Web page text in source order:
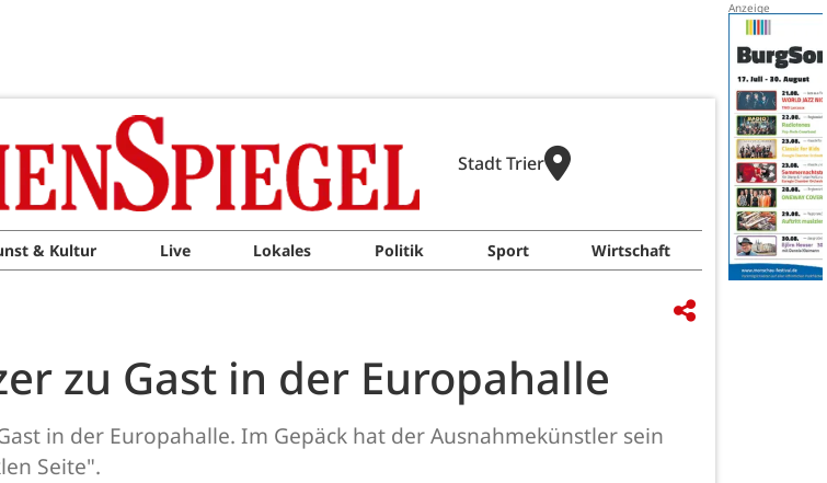
Stadt Trier
& Kultur Live Lokales Politik Sport Wirtschaft
zu Gast in der Europahalle
in der Europahalle. Im Gepäck hat der Ausnahmekünstler sein
Seite".